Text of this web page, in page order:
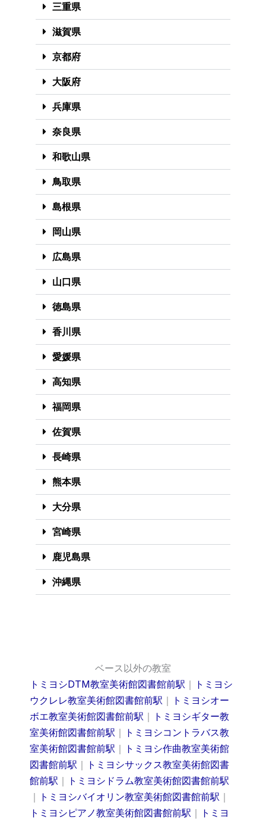
三重県
滋賀県
京都府
大阪府
兵庫県
奈良県
和歌山県
鳥取県
島根県
岡山県
広島県
山口県
徳島県
香川県
愛媛県
高知県
福岡県
佐賀県
長崎県
熊本県
大分県
宮崎県
鹿児島県
沖縄県
ベース以外の教室
トミヨシDTM教室美術館図書館前駅 ｜ トミヨシ
ウクレレ教室美術館図書館前駅 ｜ トミヨシオー
ボエ教室美術館図書館前駅 ｜ トミヨシギター教
室美術館図書館前駅 ｜ トミヨシコントラバス教
室美術館図書館前駅 ｜ トミヨシ作曲教室美術館
図書館前駅 ｜ トミヨシサックス教室美術館図書
館前駅 ｜ トミヨシドラム教室美術館図書館前駅
｜ トミヨシバイオリン教室美術館図書館前駅 ｜
トミヨシピアノ教室美術館図書館前駅 ｜ トミヨ